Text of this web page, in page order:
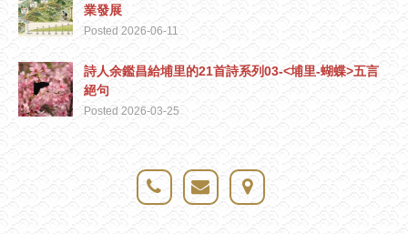
業發展
Posted 2026-06-11
詩人余鑑昌給埔里的21首詩系列03-<埔里-蝴蝶>五言
絕句
Posted 2026-03-25